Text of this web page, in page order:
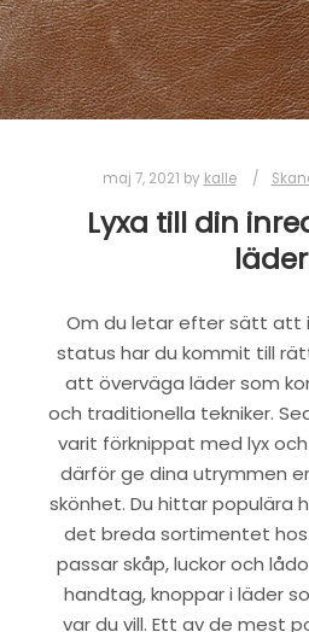
maj 7, 2021 by kalle
Lyxa till din
läder
Om du letar efter sätt att
status har du kommit till
att överväga läder som
och traditionella tekniker.
varit förknippat med lyx
därför ge dina utrymmen
skönhet. Du hittar populära
det breda sortimentet
passar skåp, luckor och
handtag, knoppar i läder
var du vill. Ett av de mest